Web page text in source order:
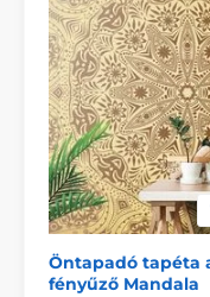
Környezetbarát és
A nyomtatási
tapéták bátran
felhasznált
egészségügyi és
VOC valamint
rendelkeznek.
vízbázisú.
Öntapadó tapéta
fényűző Mandala